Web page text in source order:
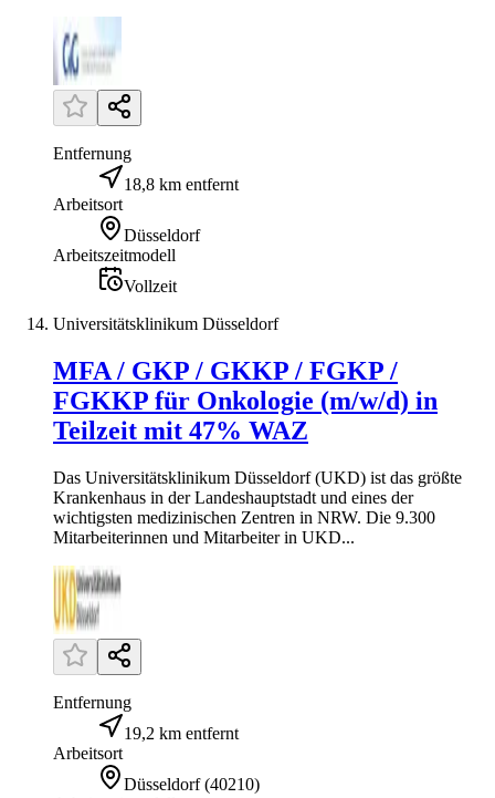
Entfernung
18,8 km entfernt
Arbeitsort
Düsseldorf
Arbeitszeitmodell
Vollzeit
Universitätsklinikum Düsseldorf
MFA / GKP / GKKP / FGKP /
FGKKP für Onkologie (m/w/d) in
Teilzeit mit 47% WAZ
Das Universitätsklinikum Düsseldorf (UKD) ist das größte
Krankenhaus in der Landeshauptstadt und eines der
wichtigsten medizinischen Zentren in NRW. Die 9.300
Mitarbeiterinnen und Mitarbeiter in UKD...
Entfernung
19,2 km entfernt
Arbeitsort
Düsseldorf (40210)